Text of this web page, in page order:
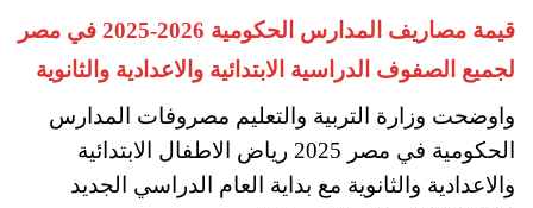
قيمة مصاريف المدارس الحكومية 2026-2025 في مصر
لجميع الصفوف الدراسية الابتدائية والاعدادية والثانوية
واوضحت وزارة التربية والتعليم مصروفات المدارس
الحكومية في مصر 2025 رياض الاطفال الابتدائية
والاعدادية والثانوية مع بداية العام الدراسي الجديد